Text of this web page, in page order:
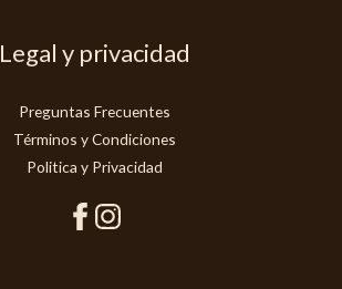
Legal y privacidad
Preguntas Frecuentes
Términos y Condiciones
Politica y Privacidad